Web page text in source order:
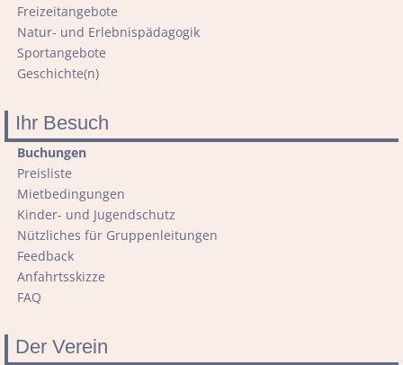
Freizeitangebote
Natur- und Erlebnispädagogik
Sportangebote
Geschichte(n)
Ihr Besuch
Navigation
überspringen
Buchungen
Preisliste
Mietbedingungen
Kinder- und Jugendschutz
Nützliches für Gruppenleitungen
Feedback
Anfahrtsskizze
FAQ
Der Verein